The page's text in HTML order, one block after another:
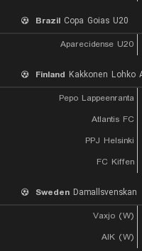
Brazil Copa Goias U20
Aparecidense U20
Finland Kakkonen Lohko
Pepo Lappeenranta
Atlantis FC
PPJ Helsinki
FC Kiffen
Sweden Damallsvenskan
Vaxjo (W)
AIK (W)